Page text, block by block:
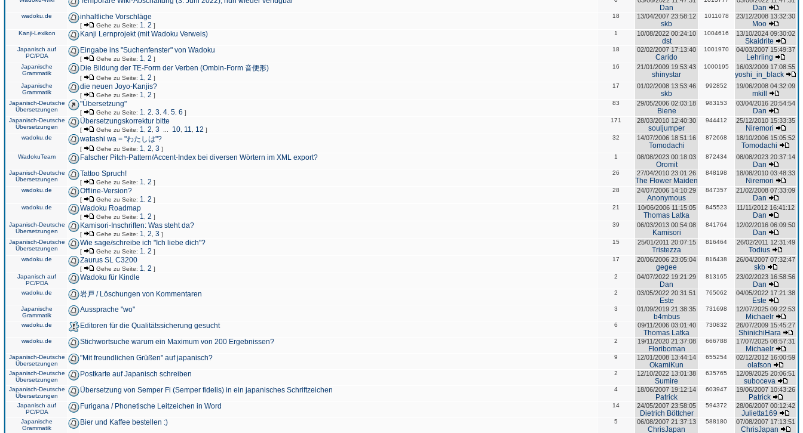
Dan Dan
wadoku.de inhaltliche Vorschläge
[ Gehe zu Seite: 1 2 ]
18 13/04/2007 23:58:12
skb
1011078 23/12/2008 13:32:30
Moo
Kanji-Lexikon Kanji Lernprojekt (mit Wadoku Verweis) 1 10/08/2022 00:24:10
dst
1004616 13/10/2024 09:30:02
Skaidrite
Japanisch auf
PC/PDA
Eingabe ins "Suchenfenster" von Wadoku
[ Gehe zu Seite: 1 2 ]
18 02/02/2007 17:13:40
Carido
1001970 04/03/2007 15:49:37
Lehrling
Japanische
Grammatik
Die Bildung der TE-Form der Verben (Ombin-Form 音便形)
[ Gehe zu Seite: 1 2 ]
16 21/01/2009 19:53:43
shinystar
1000195 16/03/2009 17:08:55
yoshi_in_black
Japanische
Grammatik
die neuen Joyo-Kanjis?
[ Gehe zu Seite: 1 2 ]
17 01/02/2008 13:53:46
skb
992852 19/06/2008 04:32:09
mkill
Japanisch-Deutsche
Übersetzungen
"Übersetzung"
[ Gehe zu Seite: 1 2 3 4 5 6 ]
83 29/05/2006 02:03:18
Biene
983153 03/04/2016 20:54:54
Dan
Japanisch-Deutsche
Übersetzungen
Übersetzungskorrektur bitte
[ Gehe zu Seite: 1 2 3 10 11 12 ]
171 28/03/2010 12:40:30
souljumper
944412 25/12/2010 15:33:35
Niremori
wadoku.de watashi wa = "わたしは"?
[ Gehe zu Seite: 1 2 3 ]
32 14/07/2006 18:51:16
Tomodachi
872668 18/10/2006 15:05:52
Tomodachi
WadokuTeam Falscher Pitch-Pattern/Accent-Index bei diversen Wörtern im XML export? 1 08/08/2023 00:18:03
Oromit
872434 08/08/2023 20:37:14
Dan
Japanisch-Deutsche
Übersetzungen
Tattoo Spruch!
[ Gehe zu Seite: 1 2 ]
26 27/04/2010 23:01:26
The Flower Maiden
848198 18/08/2010 03:48:33
Niremori
wadoku.de Offline-Version?
[ Gehe zu Seite: 1 2 ]
28 24/07/2006 14:10:29
Anonymous
847357 21/02/2008 07:33:09
Dan
wadoku.de Wadoku Roadmap
[ Gehe zu Seite: 1 2 ]
21 10/06/2006 11:15:05
Thomas Latka
845523 11/11/2012 16:41:12
Dan
Japanisch-Deutsche
Übersetzungen
Kamisori-Inschriften: Was steht da?
[ Gehe zu Seite: 1 2 3 ]
39 06/03/2013 00:54:08
Kamisori
841764 12/02/2016 06:09:50
Dan
Japanisch-Deutsche
Übersetzungen
Wie sage/schreibe ich "Ich liebe dich"?
[ Gehe zu Seite: 1 2 ]
15 25/01/2011 20:07:15
Tristezza
816464 26/02/2011 12:31:49
Todius
wadoku.de Zaurus SL C3200
[ Gehe zu Seite: 1 2 ]
17 20/06/2006 23:05:04
gegee
816438 26/04/2007 07:32:47
skb
Japanisch auf
PC/PDA
Wadoku für Kindle 2 04/07/2022 19:21:29
Dan
813165 23/02/2023 16:58:56
Dan
wadoku.de 岩戸 / Löschungen von Kommentaren 2 03/05/2022 20:31:51
Este
765062 04/05/2022 17:21:38
Este
Japanische
Grammatik
Aussprache "wo" 3 01/09/2019 21:38:35
b4mbus
731698 12/07/2025 09:22:53
Michaelr
wadoku.de Editoren für die Qualitätssicherung gesucht 6 09/11/2006 03:01:40
Thomas Latka
730832 26/07/2009 15:45:27
ShinichiHara
wadoku.de Stichwortsuche warum ein Maximum von 200 Ergebnissen? 2 19/11/2020 21:37:08
Floriboman
666788 17/07/2025 08:57:31
Michaelr
Japanisch-Deutsche
Übersetzungen
"Mit freundlichen Grüßen" auf japanisch? 9 12/01/2008 13:44:14
OkamiKun
655254 02/12/2012 16:00:59
olafson
Japanisch-Deutsche
Übersetzungen
Postkarte auf Japanisch schreiben 2 12/10/2022 13:01:38
Sumire
635765 12/09/2025 20:06:51
suboceva
Japanisch-Deutsche
Übersetzungen
Übersetzung von Semper Fi (Semper fidelis) in ein japanisches Schriftzeichen 4 18/06/2007 19:12:14
Patrick
603947 19/06/2007 10:43:26
Patrick
Japanisch auf
PC/PDA
Furigana / Phonetische Leitzeichen in Word 14 24/05/2007 23:58:05
Dietrich Böttcher
594372 28/06/2007 00:12:42
Julietta169
Japanische
Grammatik
Bier und Kaffee bestellen :) 5 06/08/2007 21:37:13
ChrisJapan
588180 07/08/2007 17:13:51
ChrisJapan